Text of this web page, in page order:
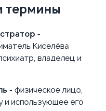
термины
-
Киселёва
владелец и
- физическое лицо,
и использующее его